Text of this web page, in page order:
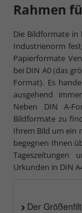
Rahmen
Die Bildformate in
Industrienorm
Papierformate
bei DIN A0 (das
Format). Es
ausgehend
Neben DIN A-
Bildformate zu
Ihrem Bild um ein
begegnen Ihnen
Tageszeitungen
Urkunden in DIN
Der